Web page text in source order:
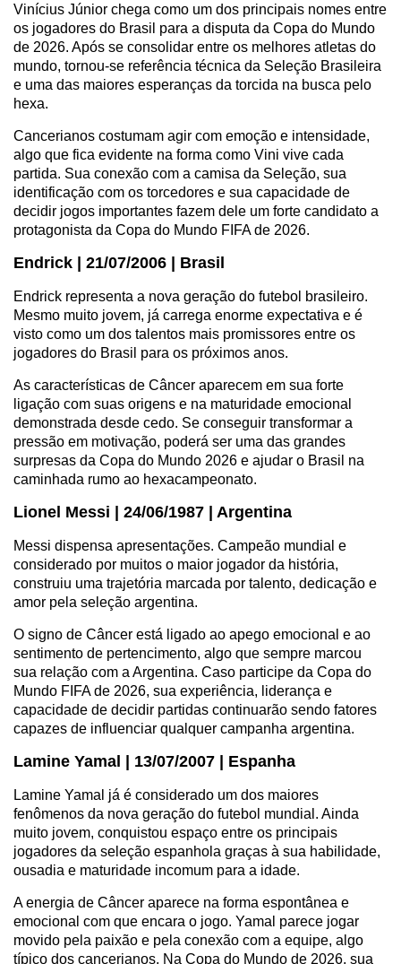
Vinícius Júnior chega como um dos principais nomes entre
os jogadores do Brasil para a disputa da Copa do Mundo
de 2026. Após se consolidar entre os melhores atletas do
mundo, tornou-se referência técnica da Seleção Brasileira
e uma das maiores esperanças da torcida na busca pelo
hexa.
Cancerianos costumam agir com emoção e intensidade,
algo que fica evidente na forma como Vini vive cada
partida. Sua conexão com a camisa da Seleção, sua
identificação com os torcedores e sua capacidade de
decidir jogos importantes fazem dele um forte candidato a
protagonista da Copa do Mundo FIFA de 2026.
Endrick | 21/07/2006 | Brasil
Endrick representa a nova geração do futebol brasileiro.
Mesmo muito jovem, já carrega enorme expectativa e é
visto como um dos talentos mais promissores entre os
jogadores do Brasil para os próximos anos.
As características de Câncer aparecem em sua forte
ligação com suas origens e na maturidade emocional
demonstrada desde cedo. Se conseguir transformar a
pressão em motivação, poderá ser uma das grandes
surpresas da Copa do Mundo 2026 e ajudar o Brasil na
caminhada rumo ao hexacampeonato.
Lionel Messi | 24/06/1987 | Argentina
Messi dispensa apresentações. Campeão mundial e
considerado por muitos o maior jogador da história,
construiu uma trajetória marcada por talento, dedicação e
amor pela seleção argentina.
O signo de Câncer está ligado ao apego emocional e ao
sentimento de pertencimento, algo que sempre marcou
sua relação com a Argentina. Caso participe da Copa do
Mundo FIFA de 2026, sua experiência, liderança e
capacidade de decidir partidas continuarão sendo fatores
capazes de influenciar qualquer campanha argentina.
Lamine Yamal | 13/07/2007 | Espanha
Lamine Yamal já é considerado um dos maiores
fenômenos da nova geração do futebol mundial. Ainda
muito jovem, conquistou espaço entre os principais
jogadores da seleção espanhola graças à sua habilidade,
ousadia e maturidade incomum para a idade.
A energia de Câncer aparece na forma espontânea e
emocional com que encara o jogo. Yamal parece jogar
movido pela paixão e pela conexão com a equipe, algo
típico dos cancerianos. Na Copa do Mundo de 2026, sua